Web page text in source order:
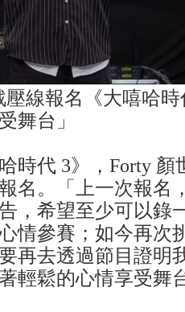
線報名《大嘻哈
舞台」
時代 3》，Forty 顏
名。「上一次報名
，希望至少可以錄
情參賽；如今再次
再去透過節目證明
輕鬆的心情享受舞